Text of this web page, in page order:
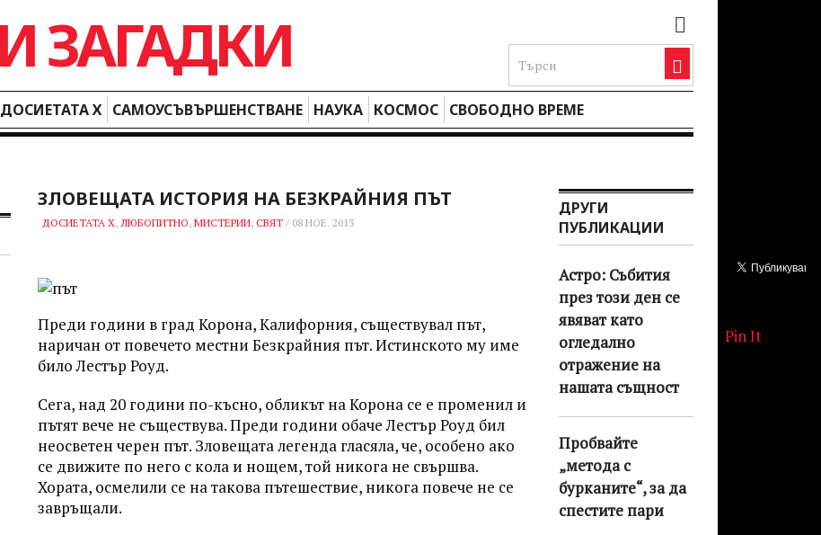
ДОСИЕТАТА Х САМОУСЪВЪРШЕНСТВАНЕ НАУКА КОСМОС СВОБОДНО ВРЕМЕ
ЗЛОВЕЩАТА ИСТОРИЯ НА БЕЗКРАЙНИЯ ПЪТ
ДОСИЕТАТА Х, ЛЮБОПИТНО, МИСТЕРИИ, СВЯТ / 08 НОЕ. 2013
Преди години в град Корона, Калифорния, съществувал път,
наричан от повечето местни Безкрайния път. Истинското му име
било Лестър Роуд.
Сега, над 20 години по-късно, обликът на Корона се е променил и
пътят вече не съществува. Преди години обаче Лестър Роуд бил
неосветен черен път. Зловещата легенда гласяла, че, особено ако
се движите по него с кола и нощем, той никога не свършва.
Хората, осмелили се на такова пътешествие, никога повече не се
завръщали.
Pin It
ДРУГИ
ПУБЛИКАЦИИ
Астро: Събития
през този ден се
явяват като
огледално
отражение на
нашата същност
Пробвайте
„метода с
бурканите“, за да
спестите пари